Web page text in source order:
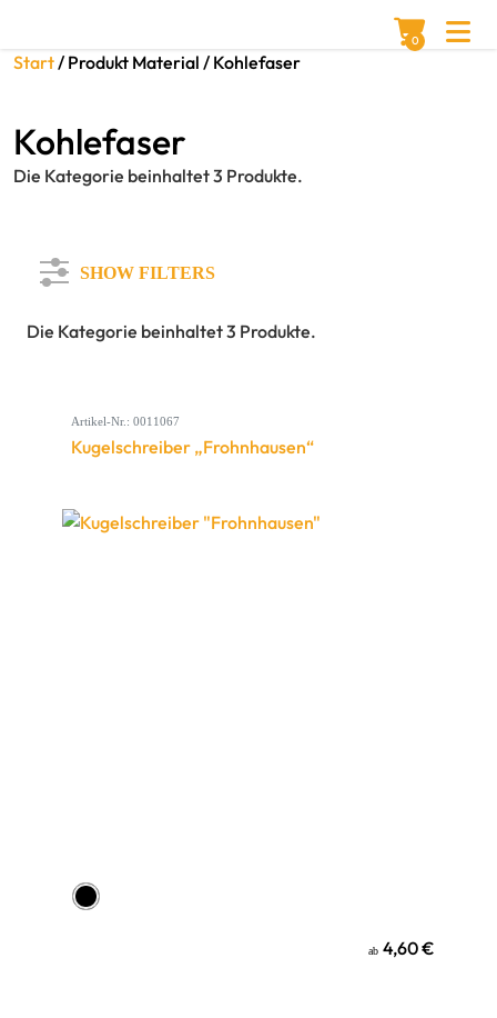
0
Start/ Produkt Material / Kohlefaser
Kohlefaser
Die Kategorie beinhaltet 3 Produkte.
SHOW FILTERS
Die Kategorie beinhaltet 3 Produkte.
Artikel-Nr.: 0011067
Kugelschreiber „Frohnhausen“
ab 4,60 €